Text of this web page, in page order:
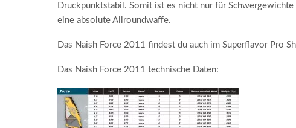
Druckpunktstabil. Somit ist es nicht nur für
eine absolute Allroundwaffe.
Das Naish Force 2011 findest du auch im Superflavor Pro
Das Naish Force 2011 technische Daten: